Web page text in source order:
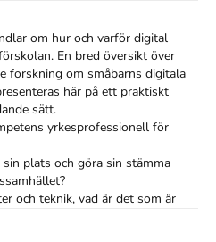
om hur och varför digital
En bred översikt över
forskning om småbarns digitala
här på ett praktiskt
sätt.
yrkesprofessionell för
plats och göra sin stämma
och teknik, vad är det som är
sina val å egna och